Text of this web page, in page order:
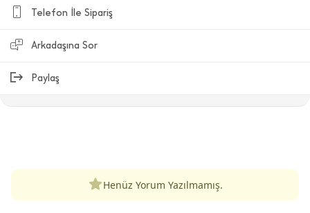
Telefon İle Sipariş
Arkadaşına Sor
Paylaş
Henüz Yorum Yazılmamış.